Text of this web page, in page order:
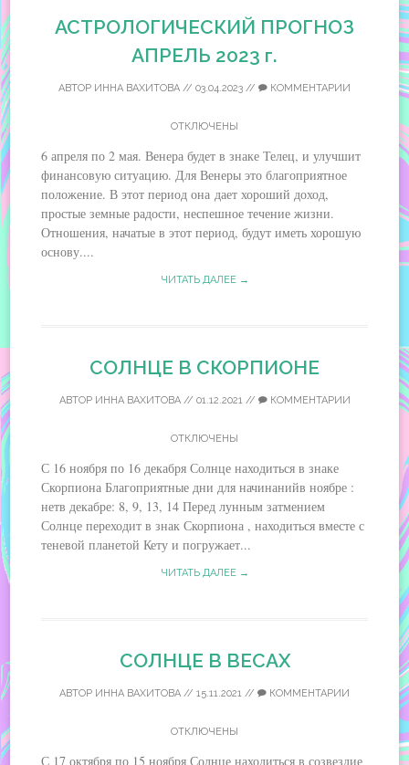
АСТРОЛОГИЧЕСКИЙ ПРОГНОЗ
АПРЕЛЬ 2023 г.
АВТОР ИННА ВАХИТОВА // 03.04.2023 // КОММЕНТАРИИ
ОТКЛЮЧЕНЫ
6 апреля по 2 мая. Венера будет в знаке Телец, и улучшит
финансовую ситуацию. Для Венеры это благоприятное
положение. В этот период она дает хороший доход,
простые земные радости, неспешное течение жизни.
Отношения, начатые в этот период, будут иметь хорошую
основу....
ЧИТАТЬ ДАЛЕЕ →
СОЛНЦЕ В СКОРПИОНЕ
АВТОР ИННА ВАХИТОВА// 01.12.2021// КОММЕНТАРИИ
ОТКЛЮЧЕНЫ
С 16 ноября по 16 декабря Солнце находиться в знаке
Скорпиона Благоприятные дни для начинанийв ноябре :
нетв декабре: 8, 9, 13, 14 Перед лунным затмением
Солнце переходит в знак Скорпиона , находиться вместе с
теневой планетой Кету и погружает...
ЧИТАТЬ ДАЛЕЕ →
СОЛНЦЕ В ВЕСАХ
АВТОР ИННА ВАХИТОВА // 15.11.2021 // КОММЕНТАРИИ
ОТКЛЮЧЕНЫ
С 17 октября по 15 ноября Солнце находиться в созвездие